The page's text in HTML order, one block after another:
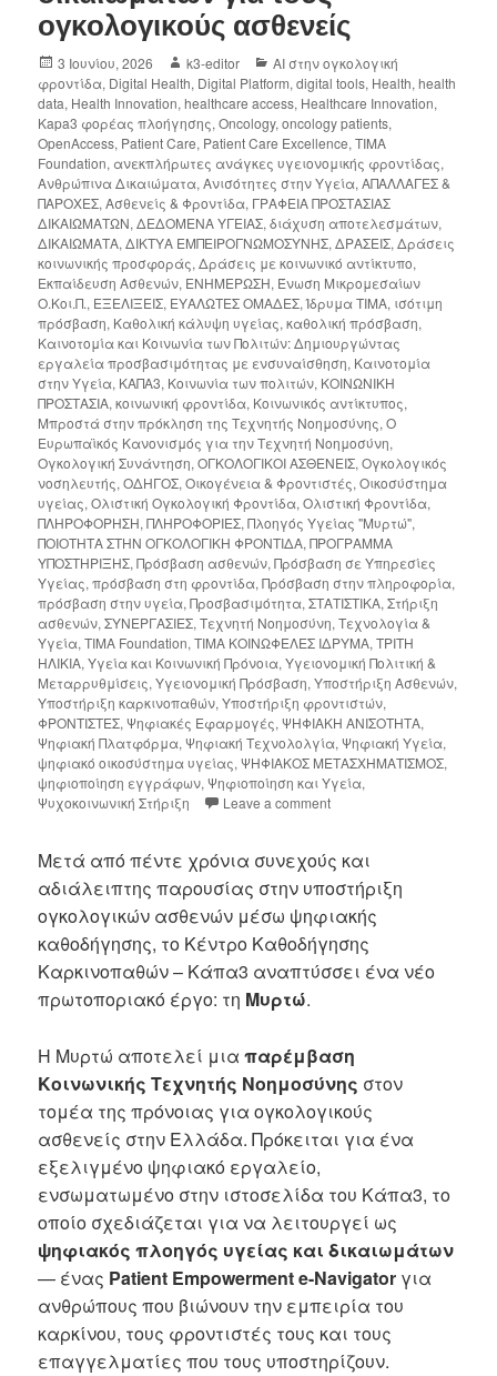
ογκολογικούς ασθενείς
3 Ιουνίου, 2026 k3-editor
AI στην ογκολογική
φροντίδα, Digital Health, Digital Platform,digital tools, Health,health
data, Health Innovation,healthcare access, Healthcare Innovation,
Kapa3 φορέας πλοήγησης,Oncology,oncology patients,
OpenAccess, Patient Care, Patient Care Excellence,TIMA
Foundation, ανεκπλήρωτες ανάγκες υγειονομικής φροντίδας,
Ανθρώπινα Δικαιώματα,Ανισότητες στην Υγεία,ΑΠΑΛΛΑΓΕΣ &
ΠΑΡΟΧΕΣ,Ασθενείς & Φροντίδα, ΓΡΑΦΕΙΑ ΠΡΟΣΤΑΣΙΑΣ
ΔΙΚΑΙΩΜΑΤΩΝ,ΔΕΔΟΜΕΝΑ ΥΓΕΙΑΣ,διάχυση αποτελεσμάτων,
ΔΙΚΑΙΩΜΑΤΑ,ΔΙΚΤΥΑ ΕΜΠΕΙΡΟΓΝΩΜΟΣΥΝΗΣ,ΔΡΑΣΕΙΣ,Δράσεις
κοινωνικής προσφοράς,Δράσεις με κοινωνικό αντίκτυπο,
Εκπαίδευση Ασθενών, ΕΝΗΜΕΡΩΣΗ, Ένωση Μικρομεσαίων
Ο.Κοι.Π., ΕΞΕΛΙΞΕΙΣ, ΕΥΑΛΩΤΕΣ ΟΜΑΔΕΣ,Ίδρυμα ΤΙΜΑ, ισότιμη
πρόσβαση, Καθολική κάλυψη υγείας,καθολική πρόσβαση,
Καινοτομία και Κοινωνία των Πολιτών: Δημιουργώντας
εργαλεία προσβασιμότητας με ενσυναίσθηση, Καινοτομία
στην Υγεία, ΚΑΠΑ3, Κοινωνία των πολιτών, ΚΟΙΝΩΝΙΚΗ
ΠΡΟΣΤΑΣΙΑ,κοινωνική φροντίδα, Κοινωνικός αντίκτυπος,
Μπροστά στην πρόκληση της Τεχνητής Νοημοσύνης,Ο
Ευρωπαϊκός Κανονισμός για την Τεχνητή Νοημοσύνη,
Ογκολογική Συνάντηση,ΟΓΚΟΛΟΓΙΚΟΙ ΑΣΘΕΝΕΙΣ,Ογκολογικός
νοσηλευτής,ΟΔΗΓΟΣ,Οικογένεια & Φροντιστές,Οικοσύστημα
υγείας,Ολιστική Ογκολογική Φροντίδα,Ολιστική Φροντίδα,
ΠΛΗΡΟΦΟΡΗΣΗ,ΠΛΗΡΟΦΟΡΙΕΣ,Πλοηγός Υγείας "Μυρτώ",
ΠΟΙΟΤΗΤΑ ΣΤΗΝ ΟΓΚΟΛΟΓΙΚΗ ΦΡΟΝΤΙΔΑ,ΠΡΟΓΡΑΜΜΑ
ΥΠΟΣΤΗΡΙΞΗΣ,Πρόσβαση ασθενών,Πρόσβαση σε Υπηρεσίες
Υγείας,πρόσβαση στη φροντίδα,Πρόσβαση στην πληροφορία,
πρόσβαση στην υγεία,Προσβασιμότητα,ΣΤΑΤΙΣΤΙΚΑ,Στήριξη
ασθενών,ΣΥΝΕΡΓΑΣΙΕΣ,Τεχνητή Νοημοσύνη,Τεχνολογία &
Υγεία,ΤΙΜΑ Foundation,ΤΙΜΑ ΚΟΙΝΩΦΕΛΕΣ ΙΔΡΥΜΑ,ΤΡΙΤΗ
ΗΛΙΚΙΑ,Υγεία και Κοινωνική Πρόνοια,Υγειονομική Πολιτική &
Μεταρρυθμίσεις,Υγειονομική Πρόσβαση,Υποστήριξη Ασθενών,
Υποστήριξη καρκινοπαθών,Υποστήριξη φροντιστών,
ΦΡΟΝΤΙΣΤΕΣ,Ψηφιακές Εφαρμογές,ΨΗΦΙΑΚΗ ΑΝΙΣΟΤΗΤΑ,
Ψηφιακή Πλατφόρμα,Ψηφιακή Τεχνολολγία,Ψηφιακή Υγεία,
ψηφιακό οικοσύστημα υγείας,ΨΗΦΙΑΚΟΣ ΜΕΤΑΣΧΗΜΑΤΙΣΜΟΣ,
ψηφιοποίηση εγγράφων,Ψηφιοποίηση και Υγεία,
Ψυχοκοινωνική Στήριξη
Leave a comment
Μετά από πέντε χρόνια συνεχούς και
αδιάλειπτης παρουσίας στην υποστήριξη
ογκολογικών ασθενών μέσω ψηφιακής
καθοδήγησης, το Κέντρο Καθοδήγησης
Καρκινοπαθών – Κάπα3 αναπτύσσει ένα νέο
πρωτοποριακό έργο: τη Μυρτώ.
Η Μυρτώ αποτελεί μιαπαρέμβαση
Κοινωνικής Τεχνητής Νοημοσύνης στον
τομέα της πρόνοιας για ογκολογικούς
ασθενείς στην Ελλάδα. Πρόκειται για ένα
εξελιγμένο ψηφιακό εργαλείο,
ενσωματωμένο στην ιστοσελίδα του Κάπα3, το
οποίο σχεδιάζεται για να λειτουργεί ως
ψηφιακός πλοηγός υγείας και δικαιωμάτων
— ένας Patient Empowerment e-Navigator για
ανθρώπους που βιώνουν την εμπειρία του
καρκίνου, τους φροντιστές τους και τους
επαγγελματίες που τους υποστηρίζουν.